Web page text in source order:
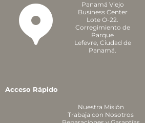
Panamá Viejo
Business Center
Lote O-22.
Corregimiento de
Parque
Lefevre, Ciudad de
Panamá.
Acceso Rápido
Nuestra Misión
Trabaja con Nosotros